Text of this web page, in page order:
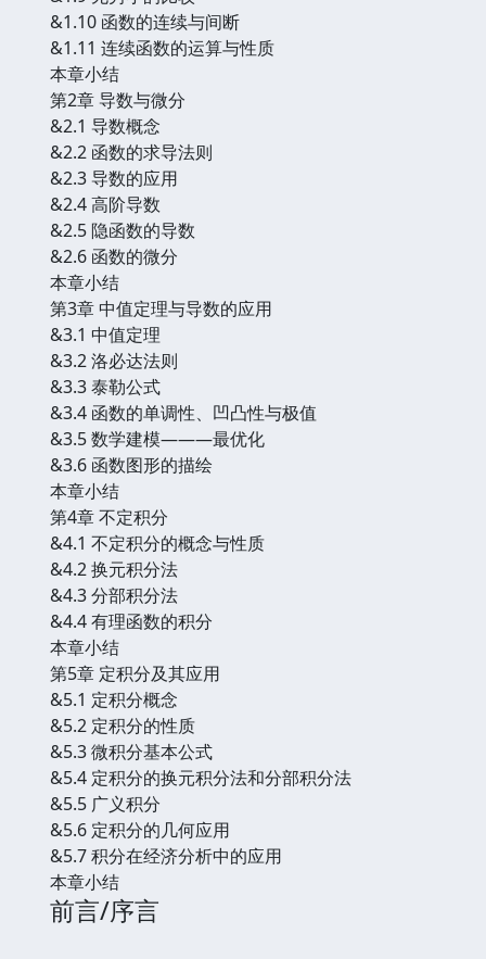
&1.10 函数的连续与间断
&1.11 连续函数的运算与性质
本章小结
第2章 导数与微分
&2.1 导数概念
&2.2 函数的求导法则
&2.3 导数的应用
&2.4 高阶导数
&2.5 隐函数的导数
&2.6 函数的微分
本章小结
第3章 中值定理与导数的应用
&3.1 中值定理
&3.2 洛必达法则
&3.3 泰勒公式
&3.4 函数的单调性、凹凸性与极值
&3.5 数学建模———最优化
&3.6 函数图形的描绘
本章小结
第4章 不定积分
&4.1 不定积分的概念与性质
&4.2 换元积分法
&4.3 分部积分法
&4.4 有理函数的积分
本章小结
第5章 定积分及其应用
&5.1 定积分概念
&5.2 定积分的性质
&5.3 微积分基本公式
&5.4 定积分的换元积分法和分部积分法
&5.5 广义积分
&5.6 定积分的几何应用
&5.7 积分在经济分析中的应用
本章小结
前言/序言